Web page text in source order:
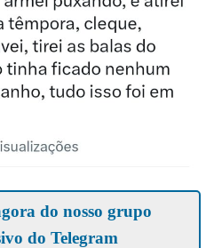
do nosso grupo
do Telegram